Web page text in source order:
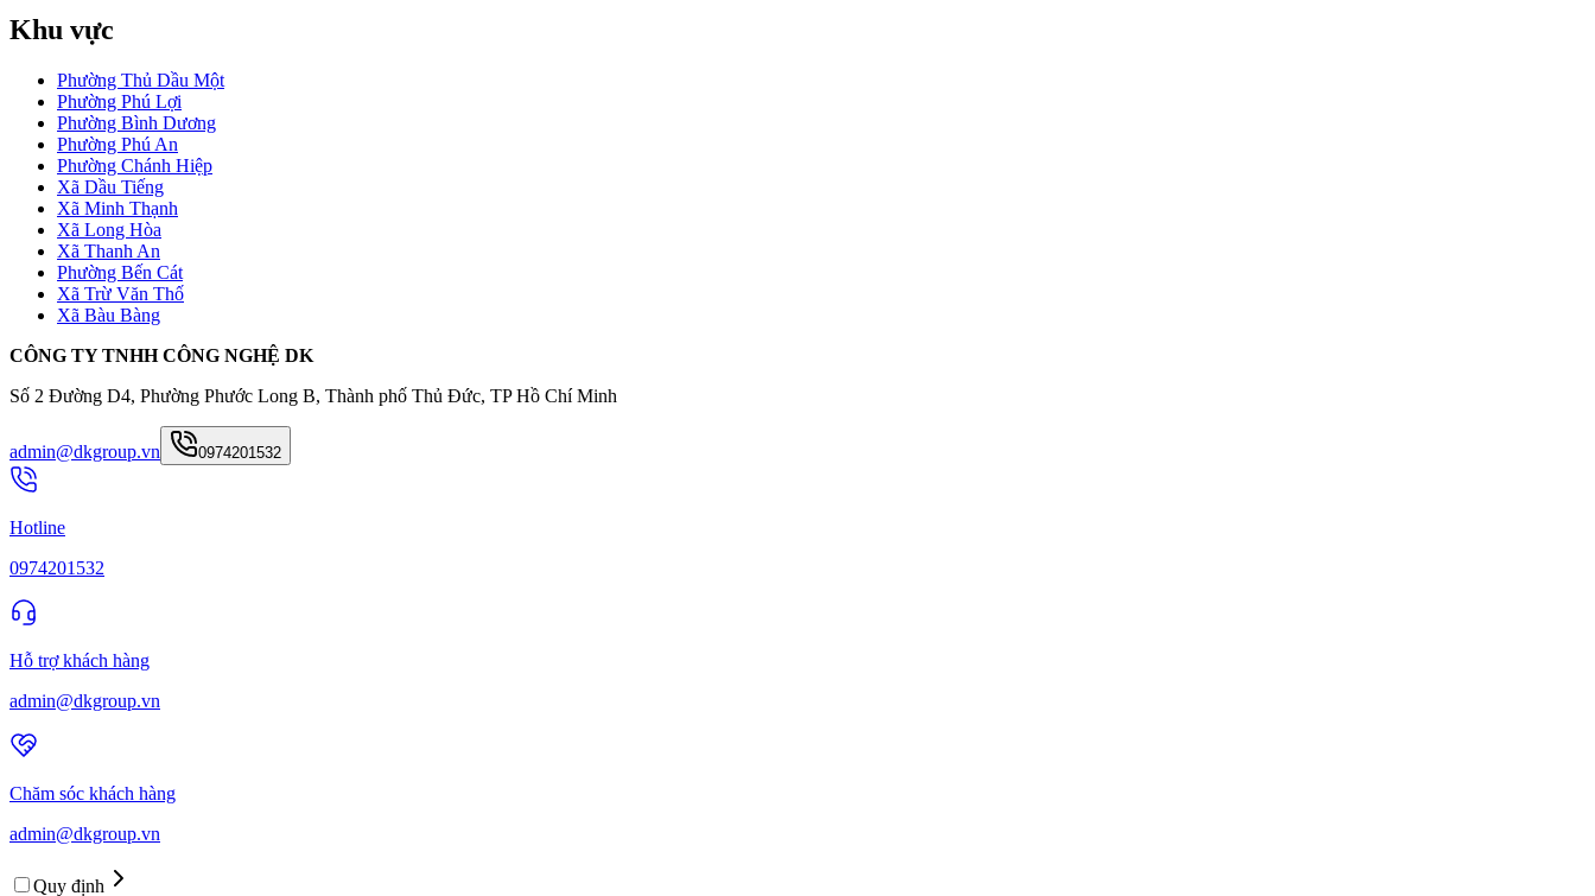
Khu vực
Phường Thủ Dầu Một
Phường Phú Lợi
Phường Bình Dương
Phường Phú An
Phường Chánh Hiệp
Xã Dầu Tiếng
Xã Minh Thạnh
Xã Long Hòa
Xã Thanh An
Phường Bến Cát
Xã Trừ Văn Thố
Xã Bàu Bàng
CÔNG TY TNHH CÔNG NGHỆ DK
Số 2 Đường D4, Phường Phước Long B, Thành phố Thủ Đức, TP Hồ Chí Minh
admin@dkgroup.vn 0974201532
Hotline
0974201532
Hỗ trợ khách hàng
admin@dkgroup.vn
Chăm sóc khách hàng
admin@dkgroup.vn
Quy định